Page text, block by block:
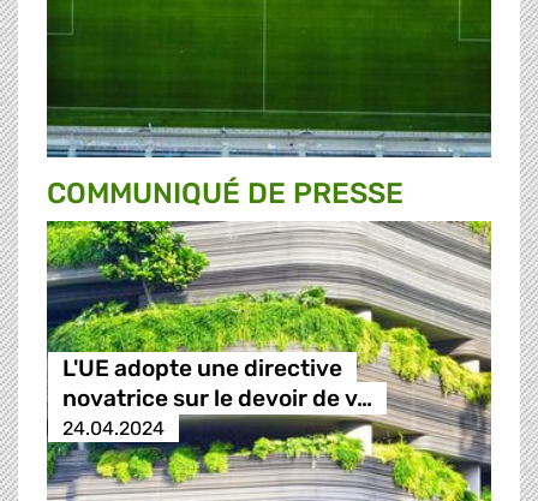
COMMUNIQUÉ DE PRESSE
L'UE adopte une directive
novatrice sur le devoir de v…
24.04.2024